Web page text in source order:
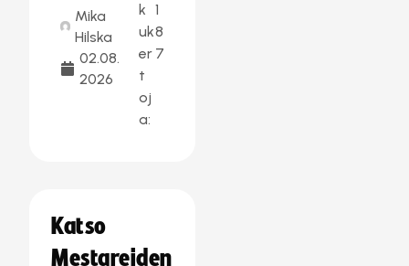
Mika
Hilska
02.08.
2026
k
uk
er
t
oj
a:
1
8
7
Katso
Mestareiden